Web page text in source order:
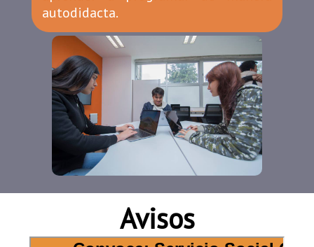
autodidacta.
Avisos